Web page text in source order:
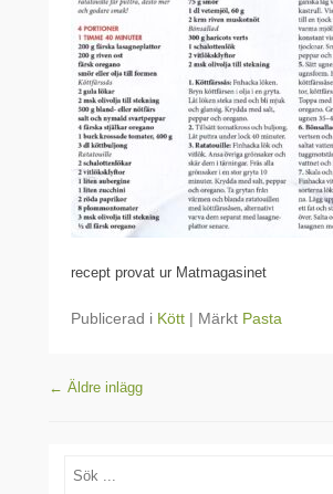
recept provat ur Matmagasinet
Publicerad i Kött | Märkt Pasta
Inläggsnavigering
← Äldre inlägg
Sök